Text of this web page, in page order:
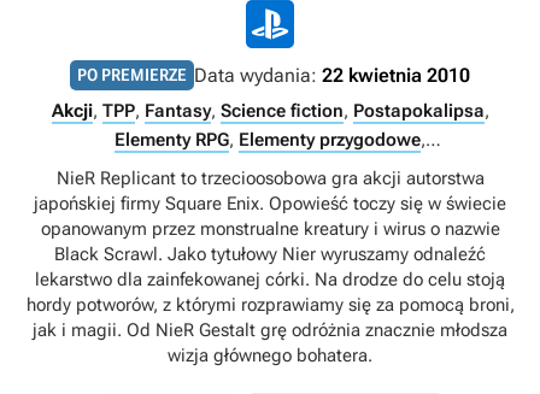
PO PREMIERZE Data wydania: 22 kwietnia 2010
Akcji, TPP, Fantasy, Science fiction, Postapokalipsa,
Elementy RPG, Elementy przygodowe,
Eksperymentalne/artystyczne
Tytuły ekskluzywne
PlayStation ,Singleplayer
NieR Replicant to trzecioosobowa gra akcji autorstwa
japońskiej firmy Square Enix. Opowieść toczy się w świecie
opanowanym przez monstrualne kreatury i wirus o nazwie
Black Scrawl. Jako tytułowy Nier wyruszamy odnaleźć
lekarstwo dla zainfekowanej córki. Na drodze do celu stoją
hordy potworów, z którymi rozprawiamy się za pomocą broni,
jak i magii. Od NieR Gestalt grę odróżnia znacznie młodsza
wizja głównego bohatera.